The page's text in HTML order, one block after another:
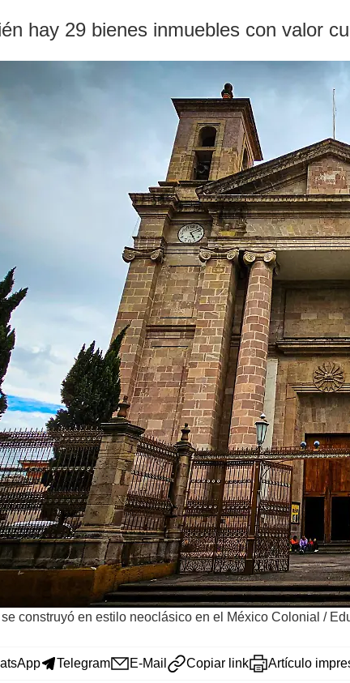
hay 29 bienes inmuebles con valor
construyó en estilo neoclásico en el México Colonial /
Telegram E-Mail Copiar link Artículo